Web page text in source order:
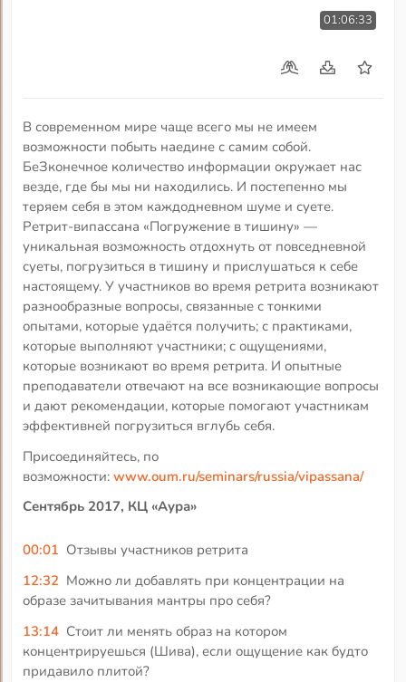
01:06:33
В современном мире чаще всего мы не имеем
возможности побыть наедине с самим собой.
БеЗконечное количество информации окружает нас
везде, где бы мы ни находились. И постепенно мы
теряем себя в этом каждодневном шуме и суете.
Ретрит-випассана «Погружение в тишину» —
уникальная возможность отдохнуть от повседневной
суеты, погрузиться в тишину и прислушаться к себе
настоящему. У участников во время ретрита возникают
разнообразные вопросы, связанные с тонкими
опытами, которые удаётся получить; с практиками,
которые выполняют участники; с ощущениями,
которые возникают во время ретрита. И опытные
преподаватели отвечают на все возникающие вопросы
и дают рекомендации, которые помогают участникам
эффективней погрузиться вглубь себя.
Присоединяйтесь, по
возможности:www.oum.ru/seminars/russia/vipassana/
Сентябрь 2017, КЦ «Аура»
00:01 Отзывы участников ретрита
12:32 Можно ли добавлять при концентрации на
образе зачитывания мантры про себя?
13:14 Стоит ли менять образ на котором
концентрируешься (Шива), если ощущение как будто
придавило плитой?